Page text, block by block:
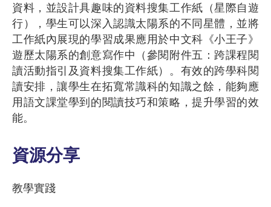
資料，並設計具趣味的資料搜集工作紙（星際自遊
行），學生可以深入認識太陽系的不同星體，並將
工作紙內展現的學習成果應用於中文科《小王子》
遊歷太陽系的創意寫作中（參閱附件五：跨課程閱
讀活動指引及資料搜集工作紙）。有效的跨學科閱
讀安排，讓學生在拓寬常識科的知識之餘，能夠應
用語文課堂學到的閱讀技巧和策略，提升學習的效
能。
資源分享
教學實踐